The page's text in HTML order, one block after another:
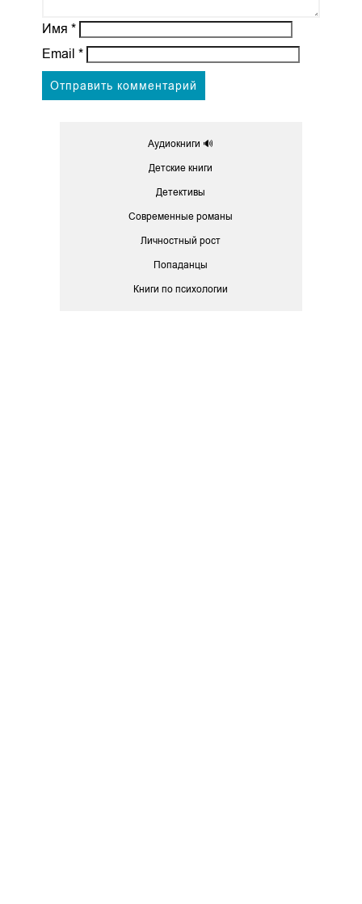
Имя *
Email *
Аудиокниги 🔊
Детские книги
Детективы
Современные романы
Личностный рост
Попаданцы
Книги по психологии